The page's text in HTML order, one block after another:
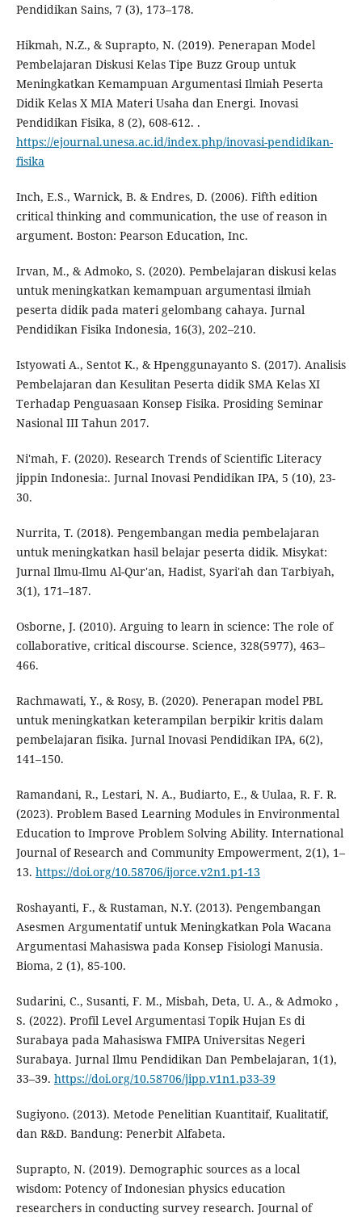
Pendidikan Sains, 7 (3), 173–178.
Hikmah, N.Z., & Suprapto, N. (2019). Penerapan Model
Pembelajaran Diskusi Kelas Tipe Buzz Group untuk
Meningkatkan Kemampuan Argumentasi Ilmiah Peserta
Didik Kelas X MIA Materi Usaha dan Energi. Inovasi
Pendidikan Fisika, 8 (2), 608-612. .
https://ejournal.unesa.ac.id/index.php/inovasi-pendidikan-
fisika
Inch, E.S., Warnick, B. & Endres, D. (2006). Fifth edition
critical thinking and communication, the use of reason in
argument. Boston: Pearson Education, Inc.
Irvan, M., & Admoko, S. (2020). Pembelajaran diskusi kelas
untuk meningkatkan kemampuan argumentasi ilmiah
peserta didik pada materi gelombang cahaya. Jurnal
Pendidikan Fisika Indonesia, 16(3), 202–210.
Istyowati A., Sentot K., & Hpenggunayanto S. (2017). Analisis
Pembelajaran dan Kesulitan Peserta didik SMA Kelas XI
Terhadap Penguasaan Konsep Fisika. Prosiding Seminar
Nasional III Tahun 2017.
Ni'mah, F. (2020). Research Trends of Scientific Literacy
jippin Indonesia:. Jurnal Inovasi Pendidikan IPA, 5 (10), 23-
30.
Nurrita, T. (2018). Pengembangan media pembelajaran
untuk meningkatkan hasil belajar peserta didik. Misykat:
Jurnal Ilmu-Ilmu Al-Qur'an, Hadist, Syari'ah dan Tarbiyah,
3(1), 171–187.
Osborne, J. (2010). Arguing to learn in science: The role of
collaborative, critical discourse. Science, 328(5977), 463–
466.
Rachmawati, Y., & Rosy, B. (2020). Penerapan model PBL
untuk meningkatkan keterampilan berpikir kritis dalam
pembelajaran fisika. Jurnal Inovasi Pendidikan IPA, 6(2),
141–150.
Ramandani, R., Lestari, N. A., Budiarto, E., & Uulaa, R. F. R.
(2023). Problem Based Learning Modules in Environmental
Education to Improve Problem Solving Ability. International
Journal of Research and Community Empowerment, 2(1), 1–
13. https://doi.org/10.58706/ijorce.v2n1.p1-13
Roshayanti, F., & Rustaman, N.Y. (2013). Pengembangan
Asesmen Argumentatif untuk Meningkatkan Pola Wacana
Argumentasi Mahasiswa pada Konsep Fisiologi Manusia.
Bioma, 2 (1), 85-100.
Sudarini, C., Susanti, F. M., Misbah, Deta, U. A., & Admoko ,
S. (2022). Profil Level Argumentasi Topik Hujan Es di
Surabaya pada Mahasiswa FMIPA Universitas Negeri
Surabaya. Jurnal Ilmu Pendidikan Dan Pembelajaran, 1(1),
33–39. https://doi.org/10.58706/jipp.v1n1.p33-39
Sugiyono. (2013). Metode Penelitian Kuantitaif, Kualitatif,
dan R&D. Bandung: Penerbit Alfabeta.
Suprapto, N. (2019). Demographic sources as a local
wisdom: Potency of Indonesian physics education
researchers in conducting survey research. Journal of